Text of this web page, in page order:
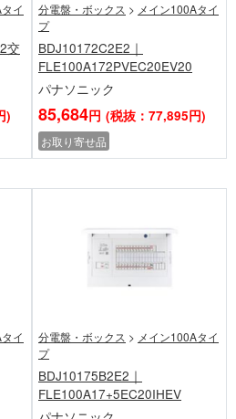
イ
交
)
分電盤・ボックス > メイン100Aタイ
プ
BDJ10172C2E2｜
FLE100A172PVEC20EV20
パナソニック
85,684円 (税抜：77,895円)
お取り寄せ品
イ
分電盤・ボックス > メイン100Aタイ
プ
BDJ10175B2E2｜
FLE100A17+5EC20IHEV